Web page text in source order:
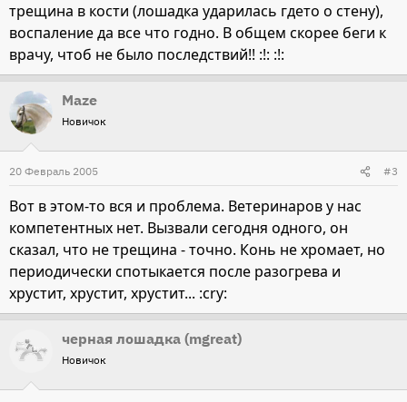
трещина в кости (лошадка ударилась гдето о стену),
воспаление да все что годно. В общем скорее беги к
врачу, чтоб не было последствий!! :!: :!:
Maze
Новичок
20 Февраль 2005 #3
Вот в этом-то вся и проблема. Ветеринаров у нас
компетентных нет. Вызвали сегодня одного, он
сказал, что не трещина - точно. Конь не хромает, но
периодически спотыкается после разогрева и
хрустит, хрустит, хрустит... :cry:
черная лошадка (mgreat)
Новичок